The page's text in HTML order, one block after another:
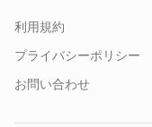
利用規約
プライバシーポリシー
お問い合わせ